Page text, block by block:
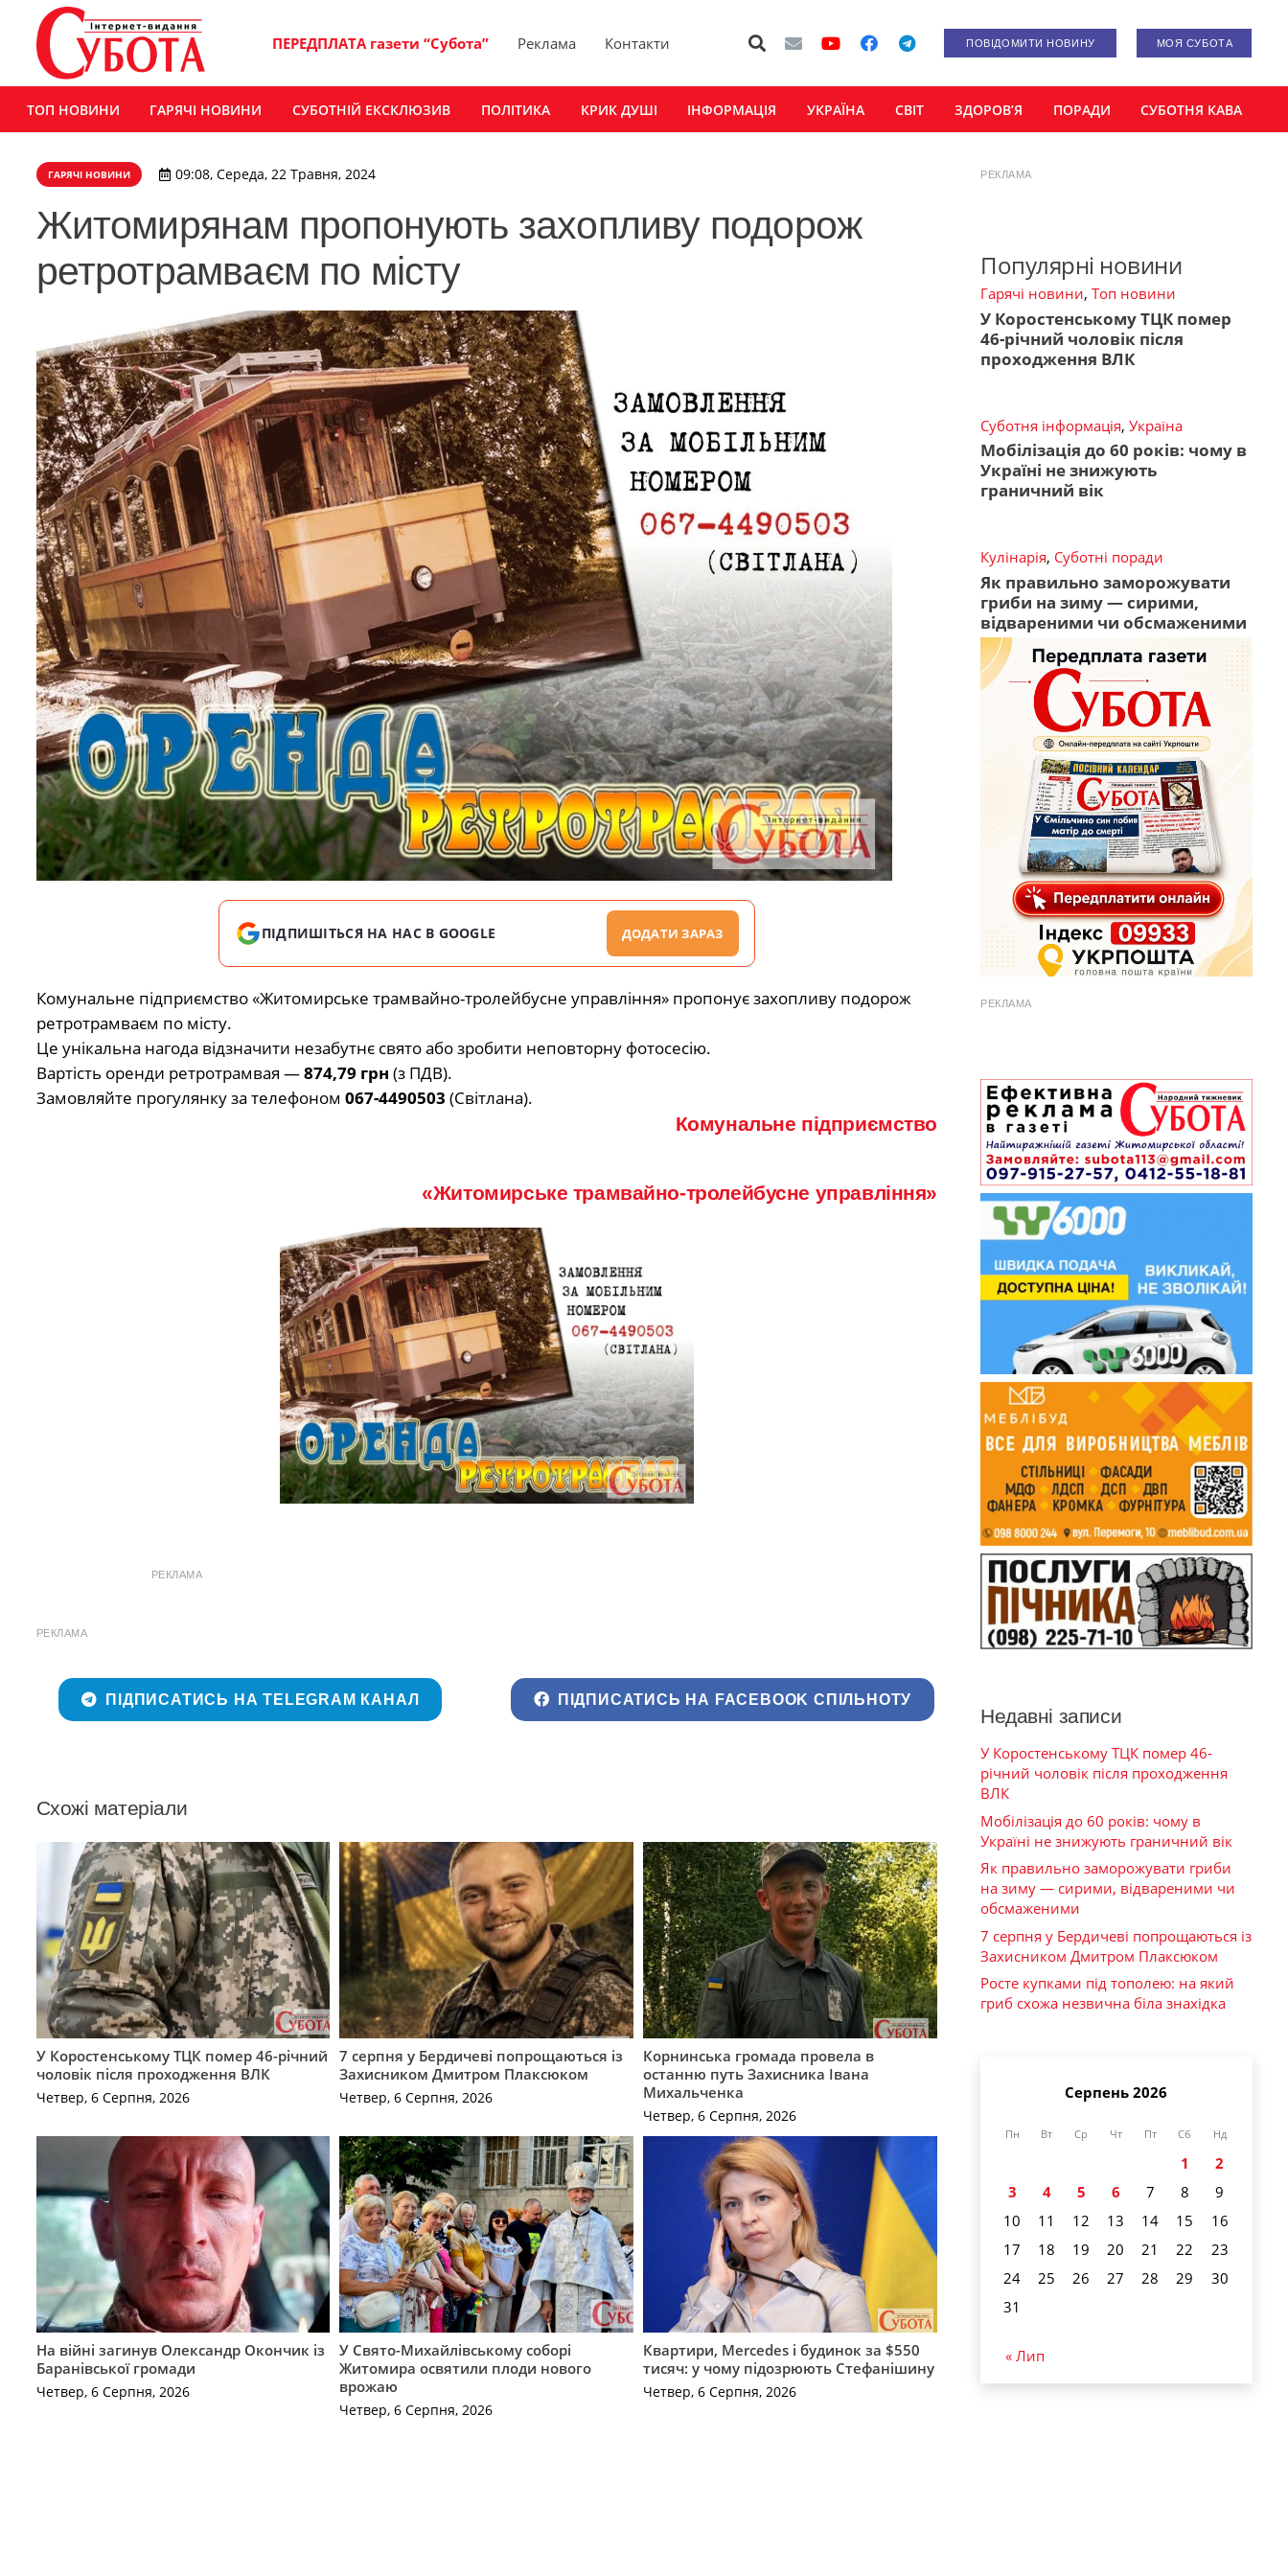
ПЕРЕДПЛАТА газети “Субота” Реклама Контакти ПОВІДОМИТИ НОВИНУ МОЯ СУБОТА
ТОП НОВИНИ ГАРЯЧІ НОВИНИ СУБОТНІЙ ЕКСКЛЮЗИВ ПОЛІТИКА КРИК ДУШІ ІНФОРМАЦІЯ УКРАЇНА СВІТ ЗДОРОВ’Я ПОРАДИ СУБОТНЯ КАВА
ГАРЯЧІ НОВИНИ 09:08, Середа, 22 Травня, 2024
Житомирянам пропонують захопливу подорож
ретротрамваєм по місту
ПІДПИШІТЬСЯ НА НАС В GOOGLE ДОДАТИ ЗАРАЗ
Комунальне підприємство «Житомирське трамвайно-тролейбусне управління» пропонує захопливу подорож
ретротрамваєм по місту.
Це унікальна нагода відзначити незабутнє свято або зробити неповторну фотосесію.
Вартість оренди ретротрамвая —874,79 грн (з ПДВ).
Замовляйте прогулянку за телефоном 067-4490503 (Світлана).
Комунальне підприємство
«Житомирське трамвайно-тролейбусне управління»
РЕКЛАМА
РЕКЛАМА
ПІДПИСАТИСЬ НА TELEGRAM КАНАЛ ПІДПИСАТИСЬ НА FACEBOOK СПІЛЬНОТУ
Схожі матеріали
У Коростенському ТЦК помер 46-річний
чоловік після проходження ВЛК
Четвер, 6 Серпня, 2026
7 серпня у Бердичеві попрощаються із
Захисником Дмитром Плаксюком
Четвер, 6 Серпня, 2026
Корнинська громада провела в
останню путь Захисника Івана
Михальченка
Четвер, 6 Серпня, 2026
На війні загинув Олександр Окончик із
Баранівської громади
Четвер, 6 Серпня, 2026
У Свято-Михайлівському соборі
Житомира освятили плоди нового
врожаю
Четвер, 6 Серпня, 2026
Квартири, Mercedes і будинок за $550
тисяч: у чому підозрюють Стефанішину
Четвер, 6 Серпня, 2026
РЕКЛАМА
Популярні новини
Гарячі новини, Топ новини
У Коростенському ТЦК помер
46-річний чоловік після
проходження ВЛК
Суботня інформація, Україна
Мобілізація до 60 років: чому в
Україні не знижують
граничний вік
Кулінарія, Суботні поради
Як правильно заморожувати
гриби на зиму — сирими,
відвареними чи обсмаженими
РЕКЛАМА
Недавні записи
У Коростенському ТЦК помер 46-
річний чоловік після проходження
ВЛК
Мобілізація до 60 років: чому в
Україні не знижують граничний вік
Як правильно заморожувати гриби
на зиму — сирими, відвареними чи
обсмаженими
7 серпня у Бердичеві попрощаються із
Захисником Дмитром Плаксюком
Росте купками під тополею: на який
гриб схожа незвична біла знахідка
Серпень 2026
Пн Вт Ср Чт Пт Сб Нд
1
2
3
4 5 6 7 8
9
10
11 12 13 14 15
16
17
18 19 20 21 22
23
24
25 26 27 28 29
30
31
« Лип